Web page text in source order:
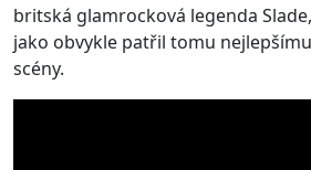
britská glamrocková legenda
jako obvykle patřil tomu
scény.